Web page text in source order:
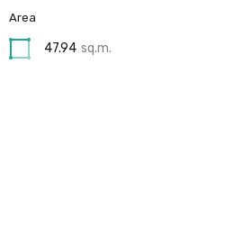
Area
47.94 sq.m.